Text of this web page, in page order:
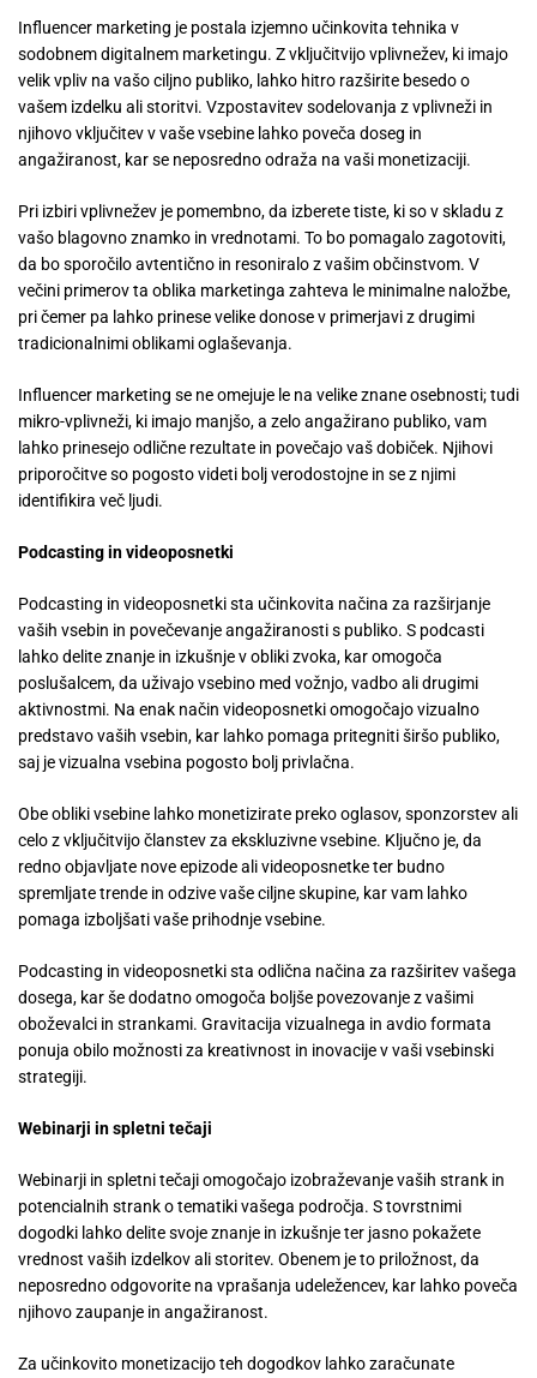
Influencer marketing je postala izjemno učinkovita tehnika v
sodobnem digitalnem marketingu. Z vključitvijo vplivnežev, ki imajo
velik vpliv na vašo ciljno publiko, lahko hitro razširite besedo o
vašem izdelku ali storitvi. Vzpostavitev sodelovanja z vplivneži in
njihovo vključitev v vaše vsebine lahko poveča doseg in
angažiranost, kar se neposredno odraža na vaši monetizaciji.
Pri izbiri vplivnežev je pomembno, da izberete tiste, ki so v skladu z
vašo blagovno znamko in vrednotami. To bo pomagalo zagotoviti,
da bo sporočilo avtentično in resoniralo z vašim občinstvom. V
večini primerov ta oblika marketinga zahteva le minimalne naložbe,
pri čemer pa lahko prinese velike donose v primerjavi z drugimi
tradicionalnimi oblikami oglaševanja.
Influencer marketing se ne omejuje le na velike znane osebnosti; tudi
mikro-vplivneži, ki imajo manjšo, a zelo angažirano publiko, vam
lahko prinesejo odlične rezultate in povečajo vaš dobiček. Njihovi
priporočitve so pogosto videti bolj verodostojne in se z njimi
identifikira več ljudi.
Podcasting in videoposnetki
Podcasting in videoposnetki sta učinkovita načina za razširjanje
vaših vsebin in povečevanje angažiranosti s publiko. S podcasti
lahko delite znanje in izkušnje v obliki zvoka, kar omogoča
poslušalcem, da uživajo vsebino med vožnjo, vadbo ali drugimi
aktivnostmi. Na enak način videoposnetki omogočajo vizualno
predstavo vaših vsebin, kar lahko pomaga pritegniti širšo publiko,
saj je vizualna vsebina pogosto bolj privlačna.
Obe obliki vsebine lahko monetizirate preko oglasov, sponzorstev ali
celo z vključitvijo članstev za ekskluzivne vsebine. Ključno je, da
redno objavljate nove epizode ali videoposnetke ter budno
spremljate trende in odzive vaše ciljne skupine, kar vam lahko
pomaga izboljšati vaše prihodnje vsebine.
Podcasting in videoposnetki sta odlična načina za razširitev vašega
dosega, kar še dodatno omogoča boljše povezovanje z vašimi
oboževalci in strankami. Gravitacija vizualnega in avdio formata
ponuja obilo možnosti za kreativnost in inovacije v vaši vsebinski
strategiji.
Webinarji in spletni tečaji
Webinarji in spletni tečaji omogočajo izobraževanje vaših strank in
potencialnih strank o tematiki vašega področja. S tovrstnimi
dogodki lahko delite svoje znanje in izkušnje ter jasno pokažete
vrednost vaših izdelkov ali storitev. Obenem je to priložnost, da
neposredno odgovorite na vprašanja udeležencev, kar lahko poveča
njihovo zaupanje in angažiranost.
Za učinkovito monetizacijo teh dogodkov lahko zaračunate